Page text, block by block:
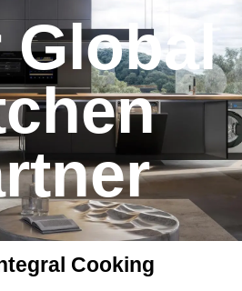
Global
Cooking